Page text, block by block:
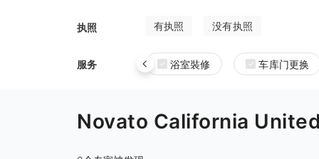
执照 有执照 没有执照
服务 浴室裝修 车库门更换
Novato California